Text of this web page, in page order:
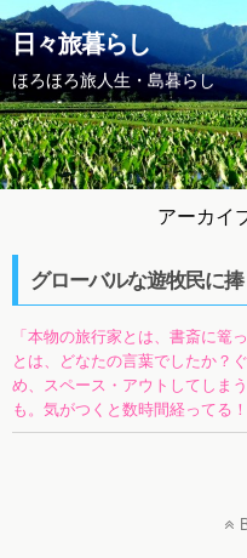
日々旅暮らし
ほろほろ旅人生・島暮らし
アーカイ
グローバルな遊牧民に捧
「本物の旅行家とは、書斎に篭
とは、どなたの言葉でしたか？
め、スペース・アウトしてしま
も。気がつくと数時間経ってる